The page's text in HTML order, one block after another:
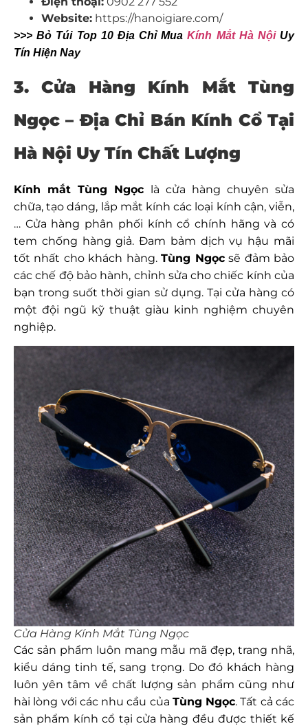
Website: https://hanoigiare.com/
>>> Bỏ Túi Top 10 Địa Chỉ MuaKính Mắt Hà NộiUy
Tín Hiện Nay
3. Cửa Hàng Kính Mắt Tùng
Ngọc – Địa Chỉ Bán Kính Cổ Tại
Hà Nội Uy Tín Chất Lượng
Kính mắt Tùng Ngọc là cửa hàng chuyên sửa
chữa, tạo dáng, lắp mắt kính các loại kính cận, viễn,
… Cửa hàng phân phối kính cổ chính hãng và có
tem chống hàng giả. Đam bảm dịch vụ hậu mãi
tốt nhất cho khách hàng.Tùng Ngọcsẽ đảm bảo
các chế độ bảo hành, chỉnh sửa cho chiếc kính của
bạn trong suốt thời gian sử dụng. Tại cửa hàng có
một đội ngũ kỹ thuật giàu kinh nghiệm chuyên
nghiệp.
Cửa Hàng Kính Mắt Tùng Ngọc
Các sản phẩm luôn mang mẫu mã đẹp, trang nhã,
kiểu dáng tinh tế, sang trọng. Do đó khách hàng
luôn yên tâm về chất lượng sản phẩm cũng như
hài lòng với các nhu cầu của Tùng Ngọc. Tất cả các
sản phẩm kính cổ tại cửa hàng đều được thiết kế